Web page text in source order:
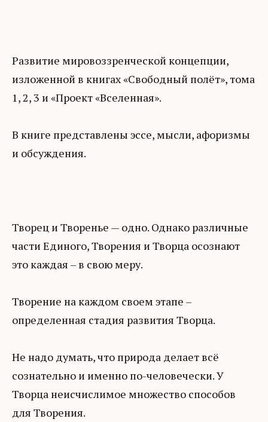
Развитие мировоззренческой концепции,
изложенной в книгах «Свободный полёт», тома
1, 2, 3 и «Проект «Вселенная».
В книге представлены эссе, мысли, афоризмы
и обсуждения.
Творец и Творенье — одно. Однако различные
части Единого, Творения и Творца осознают
это каждая – в свою меру.
Творение на каждом своем этапе –
определенная стадия развития Творца.
Не надо думать, что природа делает всё
сознательно и именно по-человечески. У
Творца неисчислимое множество способов
для Творения.